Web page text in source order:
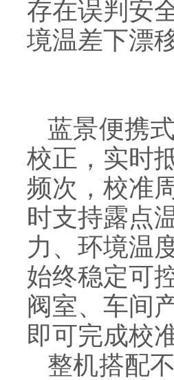
存在误判安
境温差下漂
蓝景便携
校正，实时
频次，校准
时支持露点
力、环境温
始终稳定可
阀室、车间
即可完成校
整机搭配